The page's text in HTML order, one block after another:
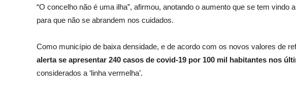
“O concelho não é uma ilha”, afirmou, anotando o aumento que se tem vindo
para que não se abrandem nos cuidados.
Como município de baixa densidade, e de acordo com os novos valores de
alerta se apresentar 240 casos de covid-19 por 100 mil habitantes nos
considerados a ‘linha vermelha’.